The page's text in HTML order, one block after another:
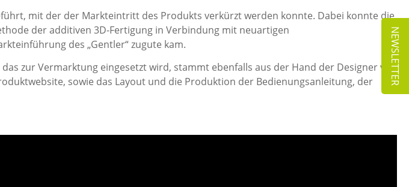
NEWSLETTER
mit der der Markteintritt des Produkts verkürzt werden konnte. Dabei konnte die
der additiven 3D-Fertigung in Verbindung mit neuartigen
des „Gentler“ zugute kam.
zur Vermarktung eingesetzt wird, stammt ebenfalls aus der Hand der Designer von
sowie das Layout und die Produktion der Bedienungsanleitung, der